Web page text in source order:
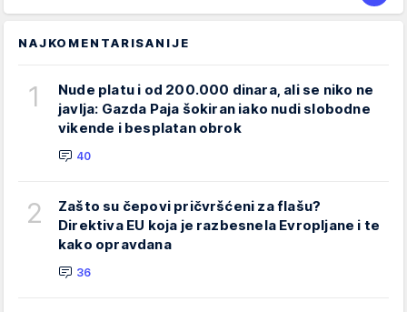
NAJKOMENTARISANIJE
1
Nude platu i od 200.000 dinara, ali se niko ne
javlja: Gazda Paja šokiran iako nudi slobodne
vikende i besplatan obrok
40
2
Zašto su čepovi pričvršćeni za flašu?
Direktiva EU koja je razbesnela Evropljane i te
kako opravdana
36